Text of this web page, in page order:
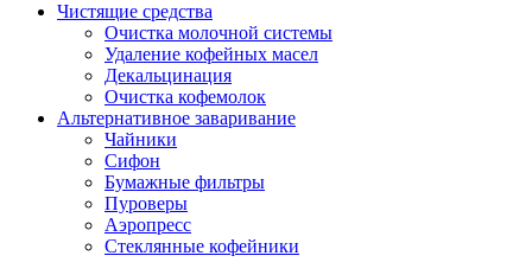
Чистящие средства
Очистка молочной системы
Удаление кофейных масел
Декальцинация
Очистка кофемолок
Альтернативное заваривание
Чайники
Сифон
Бумажные фильтры
Пуроверы
Аэропресс
Стеклянные кофейники